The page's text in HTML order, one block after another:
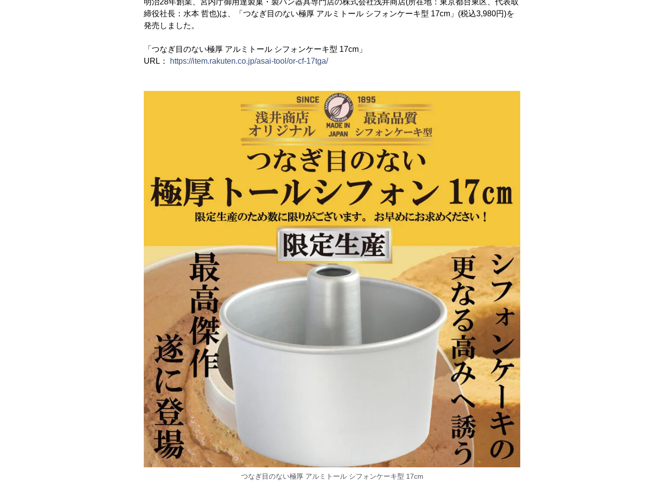
明治28年創業、宮内庁御用達製菓・製パン器具専門店の株式会社浅井商店(所在地：東京都台東区、代表取
締役社長：水本 哲也)は、「つなぎ目のない極厚 アルミトール シフォンケーキ型 17cm」(税込3,980円)を
発売しました。
「つなぎ目のない極厚 アルミトール シフォンケーキ型 17cm」
URL：
https://item.rakuten.co.jp/asai-tool/or-cf-17tga/
つなぎ目のない極厚 アルミトール シフォンケーキ型 17cm